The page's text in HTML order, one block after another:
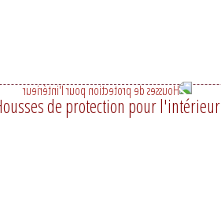
de protection pour l'intérieur